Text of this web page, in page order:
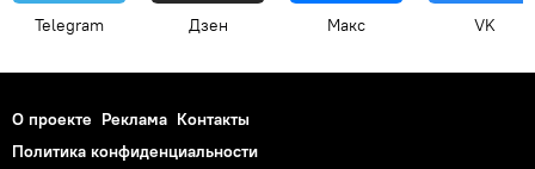
Telegram Дзен Макс VK
О проекте Реклама Контакты
Политика конфиденциальности